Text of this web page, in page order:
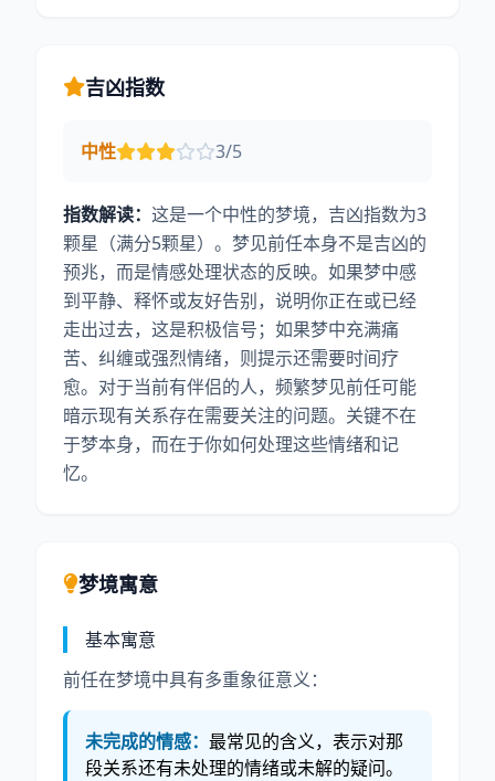
吉凶指数
中性 3/5
指数解读： 这是一个中性的梦境，吉凶指数为3
颗星（满分5颗星）。梦见前任本身不是吉凶的
预兆，而是情感处理状态的反映。如果梦中感
到平静、释怀或友好告别，说明你正在或已经
走出过去，这是积极信号；如果梦中充满痛
苦、纠缠或强烈情绪，则提示还需要时间疗
愈。对于当前有伴侣的人，频繁梦见前任可能
暗示现有关系存在需要关注的问题。关键不在
于梦本身，而在于你如何处理这些情绪和记
忆。
梦境寓意
基本寓意
前任在梦境中具有多重象征意义：
未完成的情感： 最常见的含义，表示对那
段关系还有未处理的情绪或未解的疑问。